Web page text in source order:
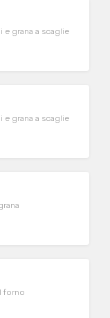
grana a scaglie
grana a scaglie
forno